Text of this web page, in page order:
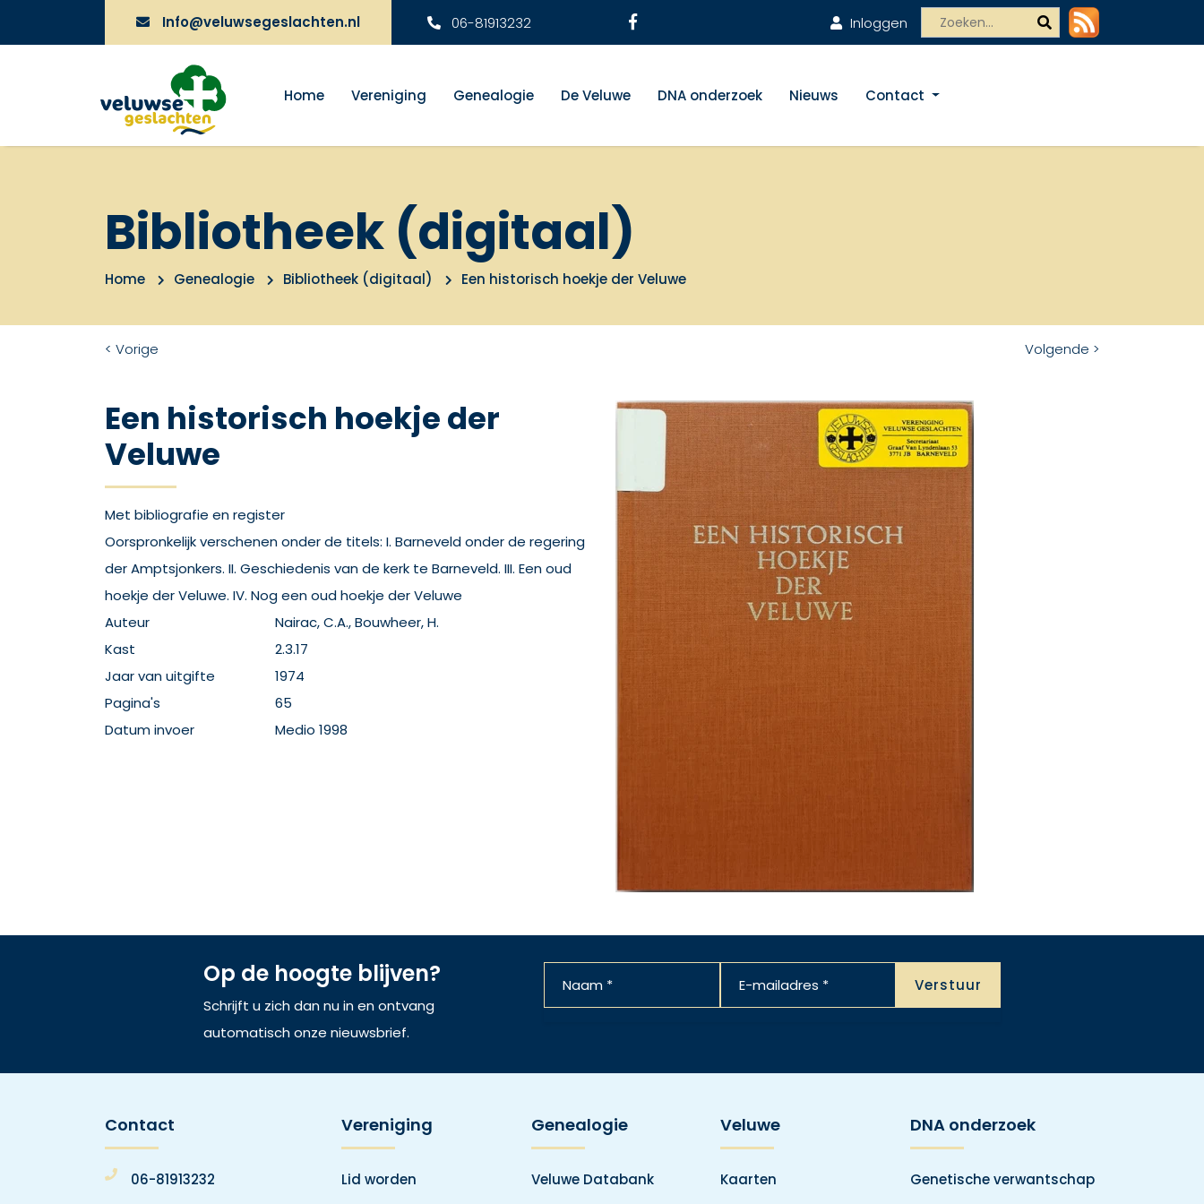
Info@veluwsegeslachten.nl 06-81913232 Inloggen
Home Vereniging Genealogie De Veluwe DNA onderzoek Nieuws Contact
Bibliotheek (digitaal)
Home Genealogie Bibliotheek (digitaal) Een historisch hoekje der Veluwe
< Vorige Volgende >
Een historisch hoekje der
Veluwe
Met bibliografie en register
Oorspronkelijk verschenen onder de titels: I. Barneveld onder de regering
der Amptsjonkers. II. Geschiedenis van de kerk te Barneveld. III. Een oud
hoekje der Veluwe. IV. Nog een oud hoekje der Veluwe
Auteur
Nairac, C.A., Bouwheer, H.
Kast
2.3.17
Jaar van uitgifte
1974
Pagina's
65
Datum invoer
Medio 1998
Op de hoogte blijven?
Schrijft u zich dan nu in en ontvang
automatisch onze nieuwsbrief.
Contact
06-81913232
Vereniging
Lid worden
Genealogie
Veluwe Databank
Veluwe
Kaarten
DNA onderzoek
Genetische verwantschap